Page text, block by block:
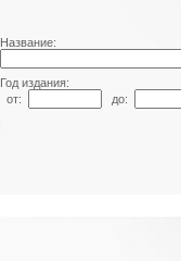
Название:
Год издания:
от:
до: